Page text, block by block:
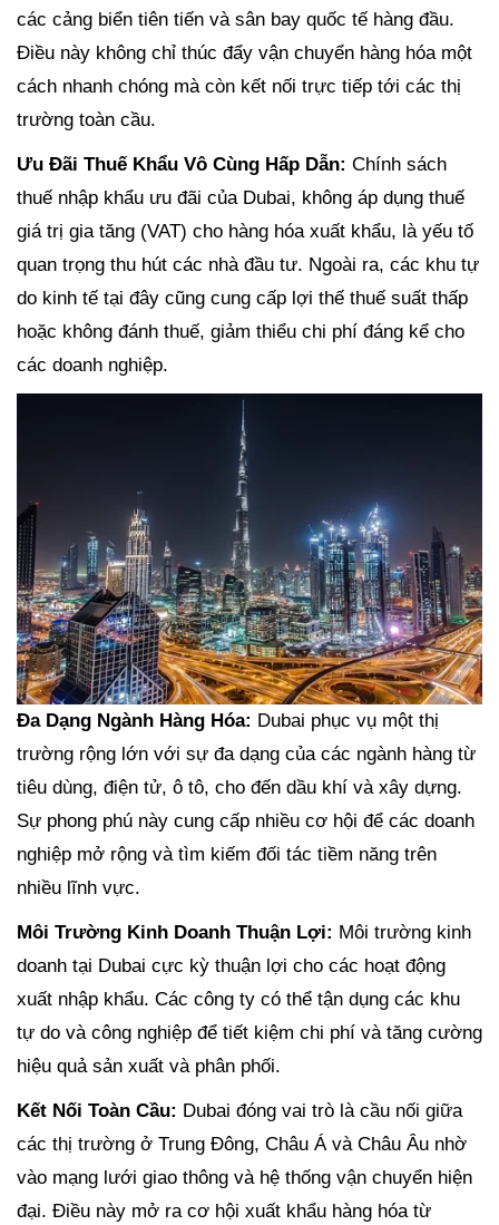
các cảng biển tiên tiến và sân bay quốc tế hàng đầu.
Điều này không chỉ thúc đẩy vận chuyển hàng hóa một
cách nhanh chóng mà còn kết nối trực tiếp tới các thị
trường toàn cầu.
Ưu Đãi Thuế Khẩu Vô Cùng Hấp Dẫn: Chính sách
thuế nhập khẩu ưu đãi của Dubai, không áp dụng thuế
giá trị gia tăng (VAT) cho hàng hóa xuất khẩu, là yếu tố
quan trọng thu hút các nhà đầu tư. Ngoài ra, các khu tự
do kinh tế tại đây cũng cung cấp lợi thế thuế suất thấp
hoặc không đánh thuế, giảm thiểu chi phí đáng kể cho
các doanh nghiệp.
Đa Dạng Ngành Hàng Hóa: Dubai phục vụ một thị
trường rộng lớn với sự đa dạng của các ngành hàng từ
tiêu dùng, điện tử, ô tô, cho đến dầu khí và xây dựng.
Sự phong phú này cung cấp nhiều cơ hội để các doanh
nghiệp mở rộng và tìm kiếm đối tác tiềm năng trên
nhiều lĩnh vực.
Môi Trường Kinh Doanh Thuận Lợi: Môi trường kinh
doanh tại Dubai cực kỳ thuận lợi cho các hoạt động
xuất nhập khẩu. Các công ty có thể tận dụng các khu
tự do và công nghiệp để tiết kiệm chi phí và tăng cường
hiệu quả sản xuất và phân phối.
Kết Nối Toàn Cầu: Dubai đóng vai trò là cầu nối giữa
các thị trường ở Trung Đông, Châu Á và Châu Âu nhờ
vào mạng lưới giao thông và hệ thống vận chuyển hiện
đại. Điều này mở ra cơ hội xuất khẩu hàng hóa từ